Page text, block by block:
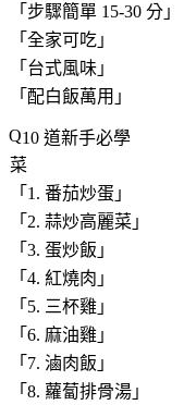
「 步驟簡單 15-30 分 」
「 全家可吃 」
「 台式風味 」
「 配白飯萬用 」
10 道新手必學
菜
「 1. 番茄炒蛋 」
「 2. 蒜炒高麗菜 」
「 3. 蛋炒飯 」
「 4. 紅燒肉 」
「 5. 三杯雞 」
「 6. 麻油雞 」
「 7. 滷肉飯 」
「 8. 蘿蔔排骨湯 」